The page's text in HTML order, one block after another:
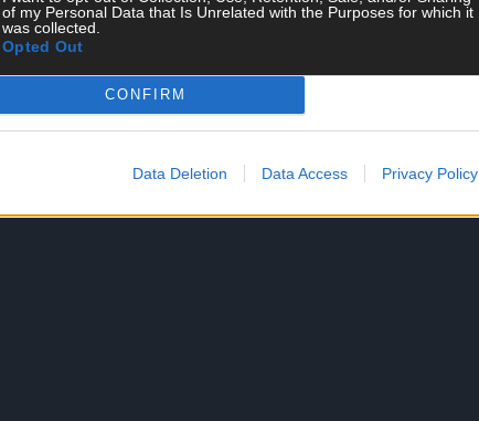
of my Personal Data that Is Unrelated with the Purposes for which it
was collected.
Opted Out
CONFIRM
Data Deletion Data Access Privacy Policy